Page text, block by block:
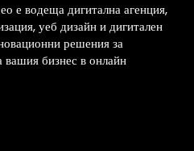
е водеща дигитална агенция,
уеб дизайн и дигитален
решения за
бизнес в онлайн